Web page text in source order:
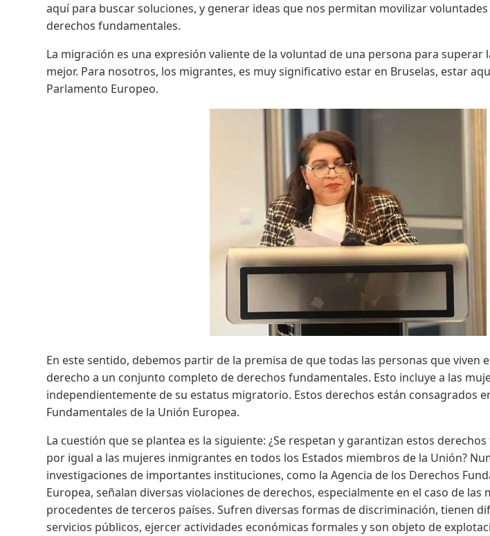
aquí para buscar soluciones, y generar ideas que nos permitan movilizar
derechos fundamentales.
La migración es una expresión valiente de la voluntad de una persona para superar
mejor. Para nosotros, los migrantes, es muy significativo estar en Bruselas, estar
Parlamento Europeo.
En este sentido, debemos partir de la premisa de que todas las personas que viven
derecho a un conjunto completo de derechos fundamentales. Esto incluye a las
independientemente de su estatus migratorio. Estos derechos están consagrados
Fundamentales de la Unión Europea.
La cuestión que se plantea es la siguiente: ¿Se respetan y garantizan estos
por igual a las mujeres inmigrantes en todos los Estados miembros de la Unión?
investigaciones de importantes instituciones, como la Agencia de los Derechos
Europea, señalan diversas violaciones de derechos, especialmente en el caso de las
procedentes de terceros países. Sufren diversas formas de discriminación, tienen
servicios públicos, ejercer actividades económicas formales y son objeto de